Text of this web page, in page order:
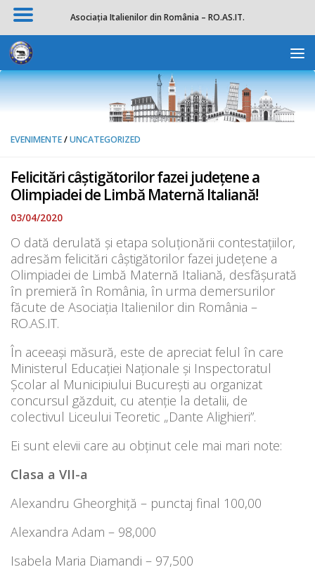
Skip to content
EVENIMENTE/UNCATEGORIZED
Felicitări câștigătorilor fazei județene a
Olimpiadei de Limbă Maternă Italiană!
03/04/2020
O dată derulată și etapa soluționării contestațiilor,
adresăm felicitări câștigătorilor fazei județene a
Olimpiadei de Limbă Maternă Italiană, desfășurată
în premieră în România, în urma demersurilor
făcute de Asociația Italienilor din România –
RO.AS.IT.
În aceeași măsură, este de apreciat felul în care
Ministerul Educației Naționale și Inspectoratul
Școlar al Municipiului București au organizat
concursul găzduit, cu atenție la detalii, de
colectivul Liceului Teoretic „Dante Alighieri”.
Ei sunt elevii care au obținut cele mai mari note:
Clasa a VII-a
Alexandru Gheorghiță – punctaj final 100,00
Alexandra Adam – 98,000
Isabela Maria Diamandi – 97,500
Asociația Italienilor din România – RO.AS.IT.